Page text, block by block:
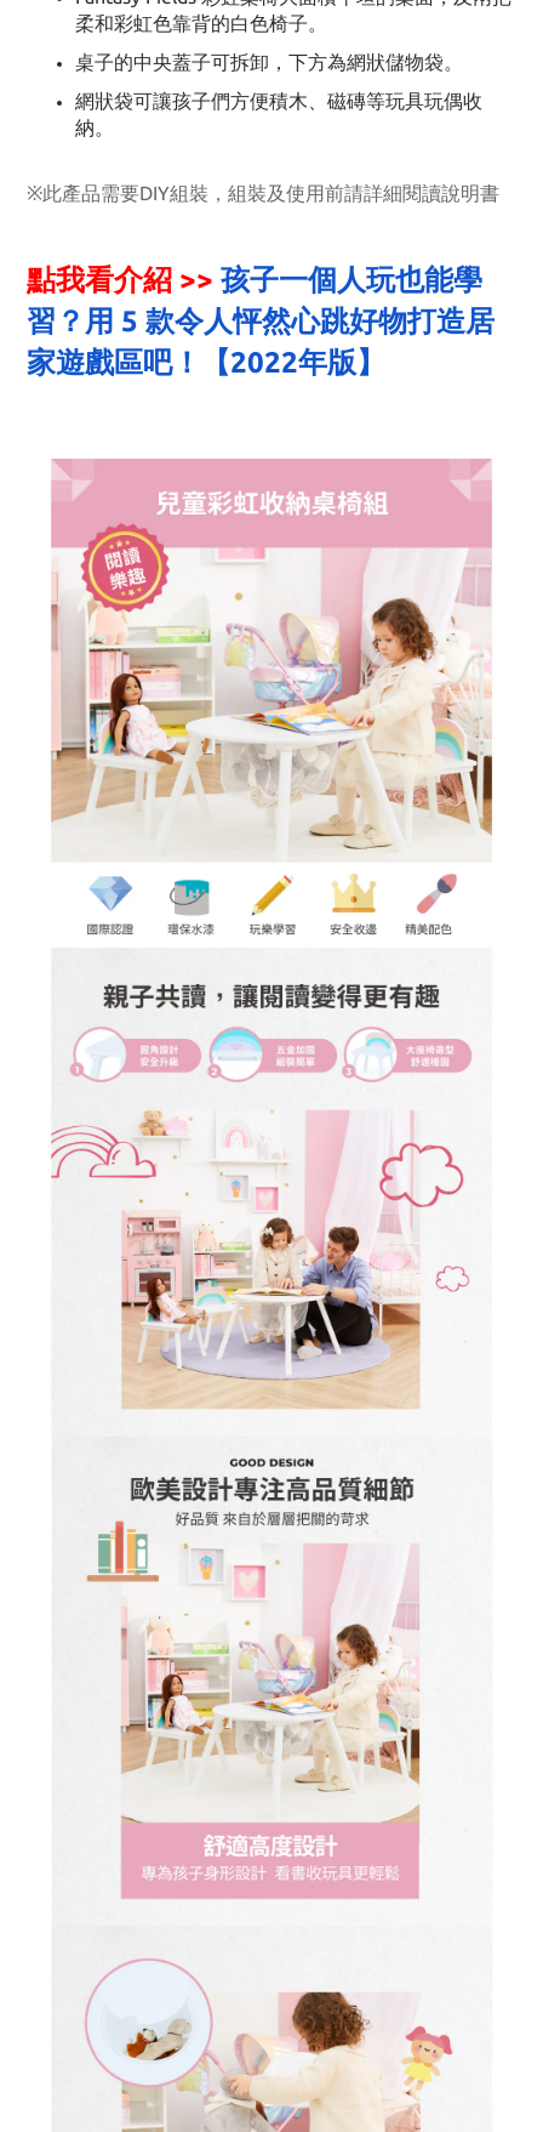
柔和彩虹色靠背的白色椅子。
桌子的中央蓋子可拆卸，下方為網狀儲物袋。
網狀袋可讓孩子們方便積木、磁磚等玩具玩偶收
納。
※此產品需要DIY組裝，組裝及使用前請詳細閱讀說明書
點我看介紹 >> 孩子一個人玩也能學
習？用 5 款令人怦然心跳好物打造居
家遊戲區吧！【2022年版】